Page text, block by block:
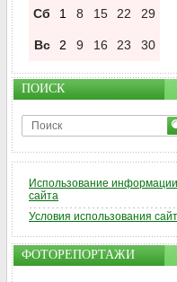
Сб
1 8 15 22 29
Вс 2 9 16 23 30
ПОИСК
Использование информации
сайта
Условия использования
ФОТОРЕПОРТАЖИ